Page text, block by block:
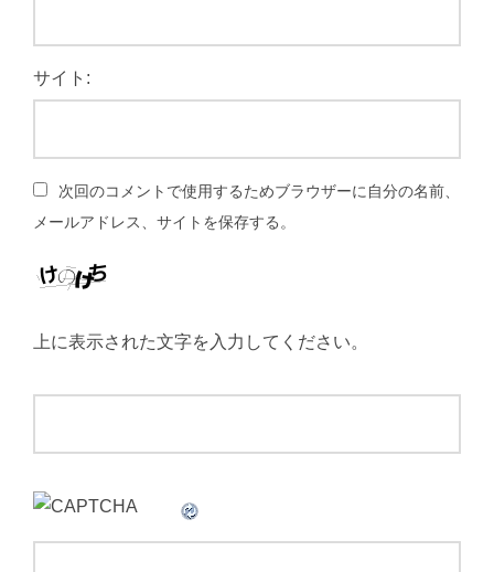
サイト:
次回のコメントで使用するためブラウザーに自分の名前、
メールアドレス、サイトを保存する。
上に表示された文字を入力してください。